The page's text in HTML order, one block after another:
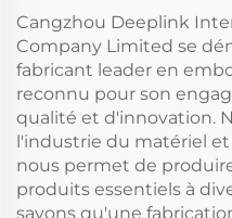
Cangzhou Deeplink
Company Limited se
fabricant leader en
reconnu pour son
qualité et d'innovation.
l'industrie du matériel
nous permet de
produits essentiels à
savons qu'une